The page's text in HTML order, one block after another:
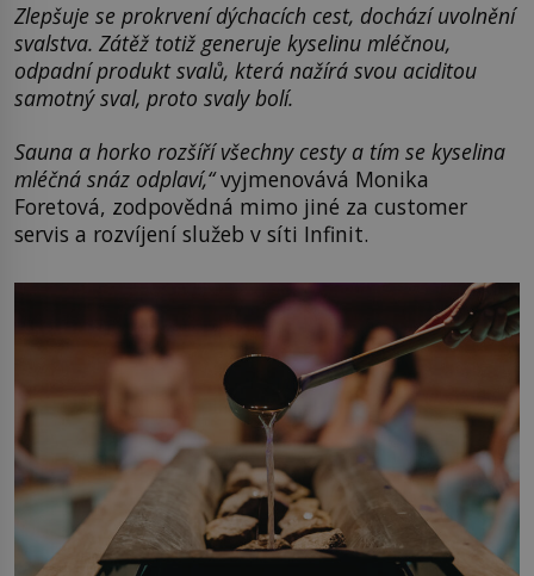
Zlepšuje se prokrvení dýchacích cest, dochází uvolnění
svalstva. Zátěž totiž generuje kyselinu mléčnou,
odpadní produkt svalů, která nažírá svou aciditou
samotný sval, proto svaly bolí.
Sauna a horko rozšíří všechny cesty a tím se kyselina
mléčná snáz odplaví,“vyjmenovává Monika
Foretová, zodpovědná mimo jiné za customer
servis a rozvíjení služeb v síti Infinit.